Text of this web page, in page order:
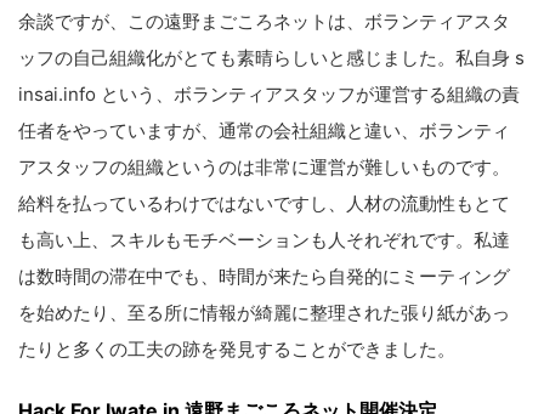
余談ですが、この遠野まごころネットは、ボランティアスタ
ッフの自己組織化がとても素晴らしいと感じました。私自身 s
insai.info という、ボランティアスタッフが運営する組織の責
任者をやっていますが、通常の会社組織と違い、ボランティ
アスタッフの組織というのは非常に運営が難しいものです。
給料を払っているわけではないですし、人材の流動性もとて
も高い上、スキルもモチベーションも人それぞれです。私達
は数時間の滞在中でも、時間が来たら自発的にミーティング
を始めたり、至る所に情報が綺麗に整理された張り紙があっ
たりと多くの工夫の跡を発見することができました。